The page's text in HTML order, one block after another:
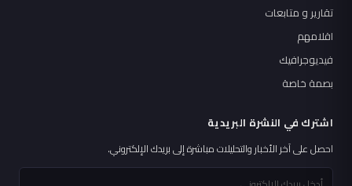
تقارير و متابعات
اقلامهم
فيديوجرافيك
بصمة خاصة
اشترك في النشرة البريدية
احصل على آخر الأخبار والتحليلات مباشرة إلى بريدك الإلكتروني.